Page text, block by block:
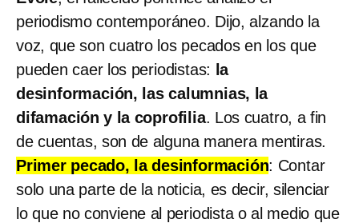
periodismo contemporáneo. Dijo, alzando la
voz, que son cuatro los pecados en los que
pueden caer los periodistas: la
desinformación, las calumnias, la
difamación y la coprofilia. Los cuatro, a fin
de cuentas, son de alguna manera mentiras.
Primer pecado, la desinformación: Contar
solo una parte de la noticia, es decir, silenciar
lo que no conviene al periodista o al medio que